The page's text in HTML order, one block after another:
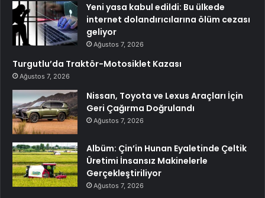
Yeni yasa kabul edildi: Bu ülkede
internet dolandırıcılarına ölüm cezası
geliyor
Ağustos 7, 2026
Turgutlu’da Traktör-Motosiklet Kazası
Ağustos 7, 2026
Nissan, Toyota ve Lexus Araçları İçin
Geri Çağırma Doğrulandı
Ağustos 7, 2026
Albüm: Çin’in Hunan Eyaletinde Çeltik
Üretimi İnsansız Makinelerle
Gerçekleştiriliyor
Ağustos 7, 2026